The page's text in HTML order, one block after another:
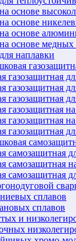
основе
основе
основе
основе медных
наплавки
газозащитная
газозащитная
газозащитная
газозащитная
газозащитная
газозащитная
самозащитная
самозащитная
самозащитная
сплавов
сплавов
и